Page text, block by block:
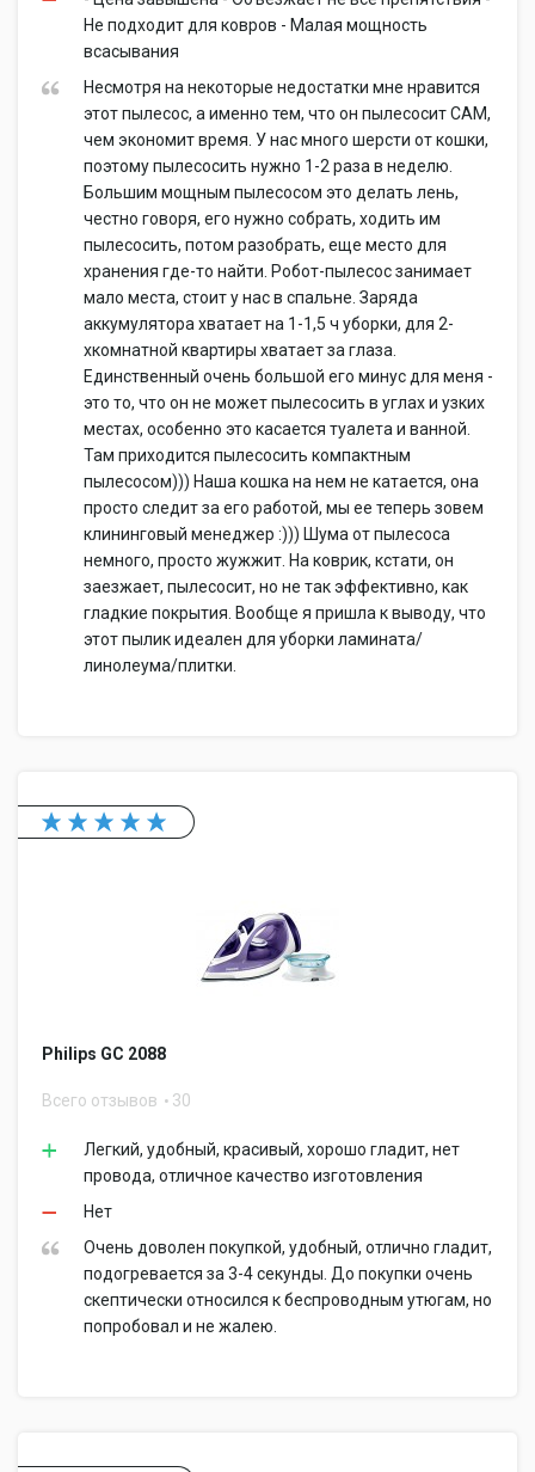
Не подходит для ковров - Малая мощность
всасывания
Несмотря на некоторые недостатки мне нравится
этот пылесос, а именно тем, что он пылесосит САМ,
чем экономит время. У нас много шерсти от кошки,
поэтому пылесосить нужно 1-2 раза в неделю.
Большим мощным пылесосом это делать лень,
честно говоря, его нужно собрать, ходить им
пылесосить, потом разобрать, еще место для
хранения где-то найти. Робот-пылесос занимает
мало места, стоит у нас в спальне. Заряда
аккумулятора хватает на 1-1,5 ч уборки, для 2-
хкомнатной квартиры хватает за глаза.
Единственный очень большой его минус для меня -
это то, что он не может пылесосить в углах и узких
местах, особенно это касается туалета и ванной.
Там приходится пылесосить компактным
пылесосом))) Наша кошка на нем не катается, она
просто следит за его работой, мы ее теперь зовем
клининговый менеджер :))) Шума от пылесоса
немного, просто жужжит. На коврик, кстати, он
заезжает, пылесосит, но не так эффективно, как
гладкие покрытия. Вообще я пришла к выводу, что
этот пылик идеален для уборки ламината/
линолеума/плитки.
Philips GC 2088
Всего отзывов 30
Легкий, удобный, красивый, хорошо гладит, нет
провода, отличное качество изготовления
Нет
Очень доволен покупкой, удобный, отлично гладит,
подогревается за 3-4 секунды. До покупки очень
скептически относился к беспроводным утюгам, но
попробовал и не жалею.